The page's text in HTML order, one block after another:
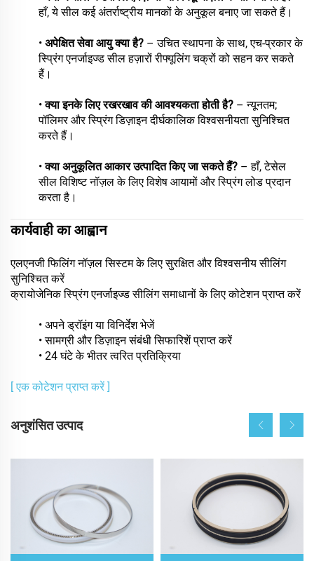
हाँ, ये सील कई अंतर्राष्ट्रीय मानकों के अनुकूल बनाए जा सकते हैं।
• अपेक्षित सेवा आयु क्या है? – उचित स्थापना के साथ, एच-प्रकार के
स्प्रिंग एनर्जाइज्ड सील हज़ारों रीफ्यूलिंग चक्रों को सहन कर सकते
हैं।
•क्या इनके लिए रखरखाव की आवश्यकता होती है? – न्यूनतम;
पॉलिमर और स्प्रिंग डिज़ाइन दीर्घकालिक विश्वसनीयता सुनिश्चित
करते हैं।
•क्या अनुकूलित आकार उत्पादित किए जा सकते हैं? – हाँ, टेसेल
सील विशिष्ट नॉज़ल के लिए विशेष आयामों और स्प्रिंग लोड प्रदान
करता है।
कार्यवाही का आह्वान
एलएनजी फिलिंग नॉज़ल सिस्टम के लिए सुरक्षित और विश्वसनीय सीलिंग
सुनिश्चित करें
क्रायोजेनिक स्प्रिंग एनर्जाइज्ड सीलिंग समाधानों के लिए कोटेशन प्राप्त करें
• अपने ड्रॉइंग या विनिर्देश भेजें
• सामग्री और डिज़ाइन संबंधी सिफारिशें प्राप्त करें
• 24 घंटे के भीतर त्वरित प्रतिक्रिया
[ एक कोटेशन प्राप्त करें ]
अनुशंसित उत्पाद